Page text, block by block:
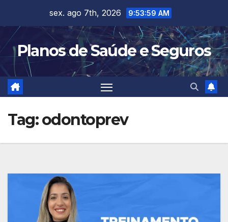
content
sex. ago 7th, 2026 9:53:59 AM
Planos de Saúde e Seguros
Tag:odontoprev